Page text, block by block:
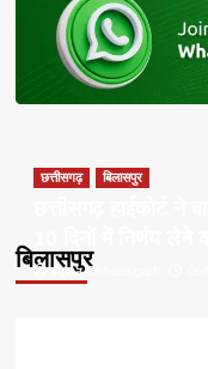
बिलासपुर
छत्तीसगढ़ बिलासपुर
Apna Chhattisgarh